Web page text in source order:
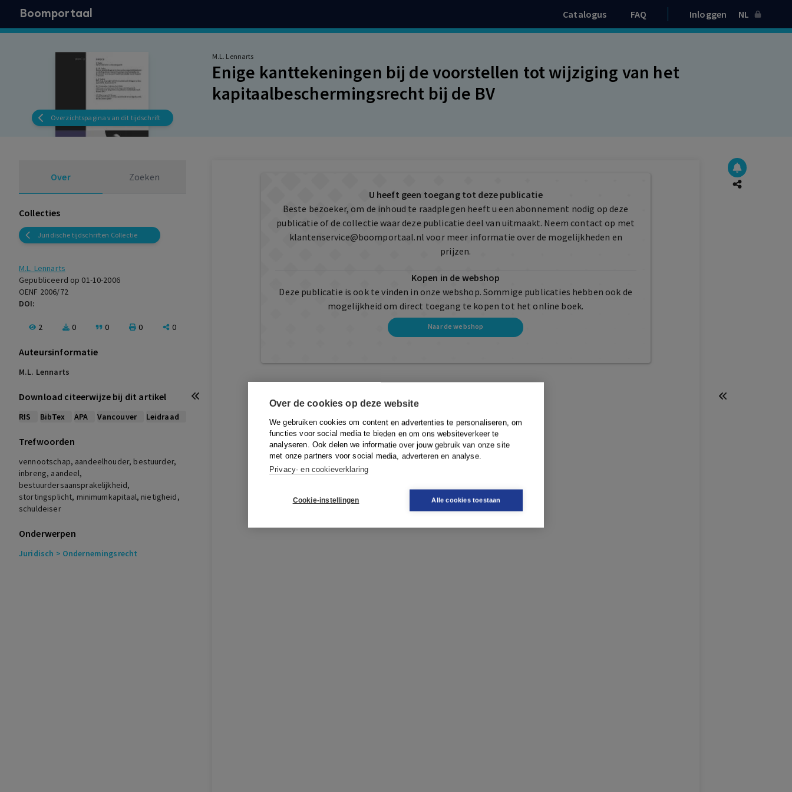
Over de cookies op deze website
We gebruiken cookies om content en advertenties te personaliseren, om
functies voor social media te bieden en om ons websiteverkeer te
analyseren. Ook delen we informatie over jouw gebruik van onze site
met onze partners voor social media, adverteren en analyse.
Privacy- en cookieverklaring
Cookie-instellingen Alle cookies toestaan
Boomportaal Catalogus FAQ Inloggen NL
Overzichtspagina van dit tijdschrift
M.L. Lennarts
Enige kanttekeningen bij de voorstellen tot wijziging van het
kapitaalbeschermingsrecht bij de BV
Over Zoeken
Collecties
Juridische tijdschriften Collectie
M.L. Lennarts
Gepubliceerd op 01-10-2006
OENF 2006/72
DOI:
2 0 0 0 0
Auteursinformatie
M.L. Lennarts
Download citeerwijze bij dit artikel
RIS BibTex APA Vancouver Leidraad
Trefwoorden
vennootschap, aandeelhouder, bestuurder,
inbreng, aandeel,
bestuurdersaansprakelijkheid,
stortingsplicht, minimumkapitaal, nietigheid,
schuldeiser
Onderwerpen
Juridisch > Ondernemingsrecht
U heeft geen toegang tot deze publicatie
Beste bezoeker, om de inhoud te raadplegen heeft u een abonnement nodig op deze
publicatie of de collectie waar deze publicatie deel van uitmaakt. Neem contact op met
klantenservice@boomportaal.nl voor meer informatie over de mogelijkheden en
prijzen.
Kopen in de webshop
Deze publicatie is ook te vinden in onze webshop. Sommige publicaties hebben ook de
mogelijkheid om direct toegang te kopen tot het online boek.
Naar de webshop